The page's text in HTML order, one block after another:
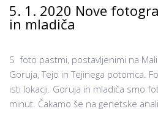
5. 1. 2020 Nove
in mladiča
S foto pastmi, postavljenimi na
Goruja, Tejo in Tejinega potomca.
isti lokacji. Goruja in mladiča smo
minut. Čakamo še na genetske